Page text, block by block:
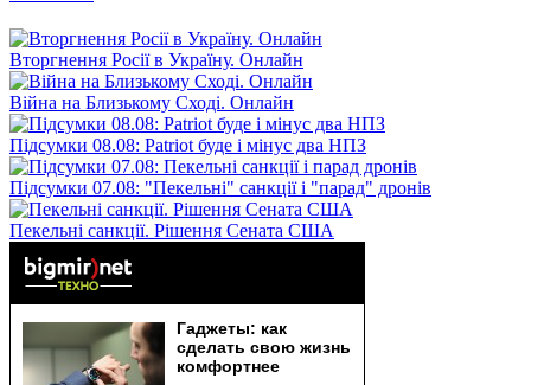
Вторгнення Росії в Україну. Онлайн
Війна на Близькому Сході. Онлайн
Підсумки 08.08: Patriot буде і мінус два НПЗ
Підсумки 07.08: "Пекельні" санкції і "парад" дронів
Пекельні санкції. Рішення Сената США